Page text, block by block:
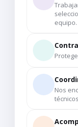
equipo.
Nos